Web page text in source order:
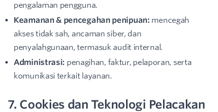
pengalaman pengguna.
Keamanan & pencegahan penipuan: mencegah
akses tidak sah, ancaman siber, dan
penyalahgunaan, termasuk audit internal.
Administrasi: penagihan, faktur, pelaporan, serta
komunikasi terkait layanan.
7. Cookies dan Teknologi Pelacakan